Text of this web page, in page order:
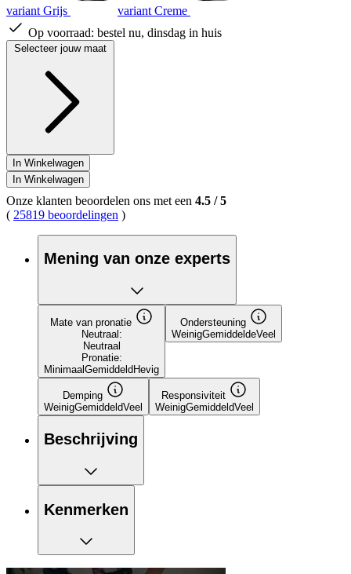
variant Grijs
variant Creme
Op voorraad: bestel nu, dinsdag in huis
Selecteer jouw maat
In Winkelwagen
In Winkelwagen
Onze klanten beoordelen ons met een 4.5 /5
( 25819 beoordelingen )
Mening van onze experts
Mate van pronatie
Neutraal:
Neutraal
Pronatie:
Minimaal Gemiddeld Hevig
Ondersteuning
WeinigGemiddeldeVeel
Demping
WeinigGemiddeldVeel
Responsiviteit
WeinigGemiddeldVeel
Beschrijving
Kenmerken